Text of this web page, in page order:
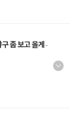
좀 보고 올게 -